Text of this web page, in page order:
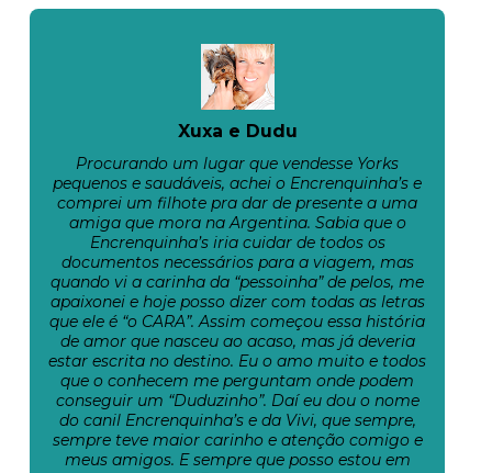
Xuxa e Dudu
Procurando um lugar que vendesse Yorks
pequenos e saudáveis, achei o Encrenquinha’s e
comprei um filhote pra dar de presente a uma
amiga que mora na Argentina. Sabia que o
Encrenquinha’s iria cuidar de todos os
documentos necessários para a viagem, mas
quando vi a carinha da “pessoinha” de pelos, me
apaixonei e hoje posso dizer com todas as letras
que ele é “o CARA”. Assim começou essa história
de amor que nasceu ao acaso, mas já deveria
estar escrita no destino. Eu o amo muito e todos
que o conhecem me perguntam onde podem
conseguir um “Duduzinho”. Daí eu dou o nome
do canil Encrenquinha’s e da Vivi, que sempre,
sempre teve maior carinho e atenção comigo e
meus amigos. E sempre que posso estou em